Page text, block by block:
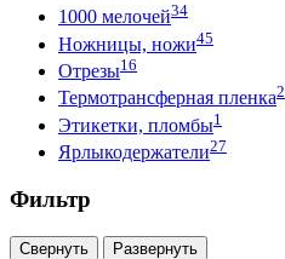
1000 мелочей34
Ножницы, ножи45
Отрезы16
Термотрансферная пленка2
Этикетки, пломбы1
Ярлыкодержатели27
Фильтр
Свернуть Развернуть